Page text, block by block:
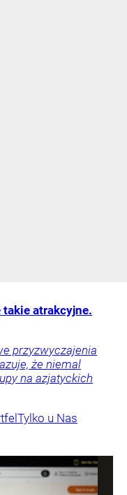
takie atrakcyjne.
przyzwyczajenia
że niemal
na azjatyckich
Tylko u Nas